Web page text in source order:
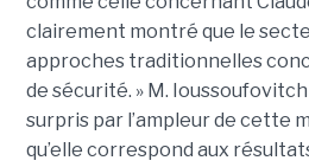
clairement montré que le
approches traditionnelles
de sécurité. » M. Ioussoufovitch
surpris par l’ampleur de cette
qu’elle correspond aux